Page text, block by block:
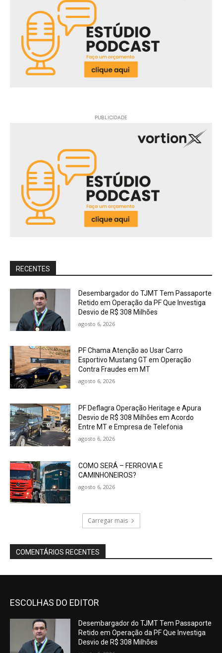
PUBLICIDADE
RECENTES
Desembargador do TJMT Tem Passaporte
Retido em Operação da PF Que Investiga
Desvio de R$ 308 Milhões
agosto 6, 2026
PF Chama Atenção ao Usar Carro
Esportivo Mustang GT em Operação
Contra Fraudes em MT
agosto 6, 2026
PF Deflagra Operação Heritage e Apura
Desvio de R$ 308 Milhões em Acordo
Entre MT e Empresa de Telefonia
agosto 6, 2026
COMO SERÁ – FERROVIA E
CAMINHONEIROS?
agosto 6, 2026
Carregar mais
COMENTÁRIOS RECENTES
ESCOLHAS DO EDITOR
Desembargador do TJMT Tem Passaporte
Retido em Operação da PF Que Investiga
Desvio de R$ 308 Milhões